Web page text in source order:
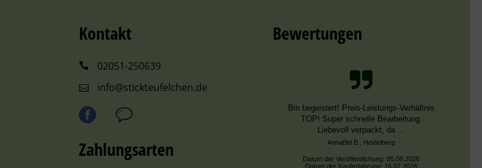
Kontakt
02051-250639
info@stickteufelchen.de
Zahlungsarten
Bewertungen
Schnelle Bearbeitung, nur leider falsche
Farben, die aber dieselben DMC Nummern
trugen.
Datum der Veröffentlichung: 02.08.2026
Datum der Kauferfahrung: 13.07.2026